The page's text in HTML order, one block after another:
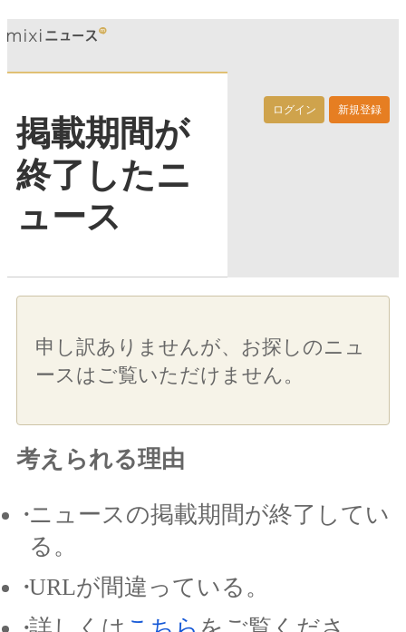
ログイン 新規登録
掲載期間が
終了したニ
ュース
申し訳ありませんが、お探しのニュ
ースはご覧いただけません。
考えられる理由
ニュースの掲載期間が終了してい
る。
URLが間違っている。